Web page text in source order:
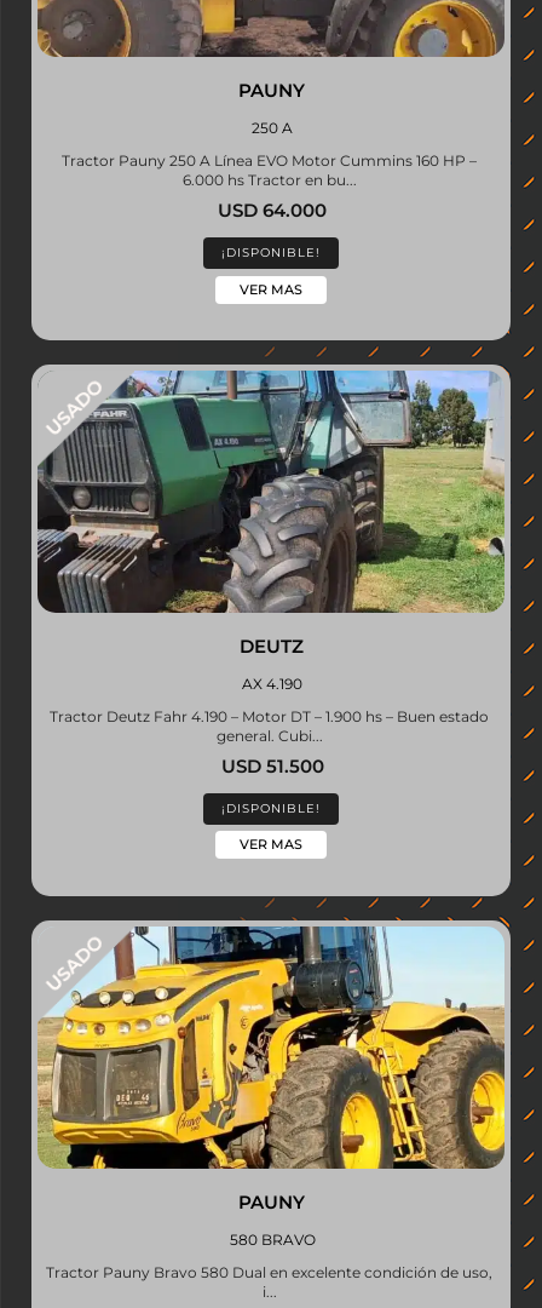
PAUNY
250 A
Tractor Pauny 250 A Línea EVO Motor Cummins 160 HP –
6.000 hs Tractor en bu...
USD 64.000
¡DISPONIBLE!
VER MAS
DEUTZ
AX 4.190
Tractor Deutz Fahr 4.190 – Motor DT – 1.900 hs – Buen estado
general. Cubi...
USD 51.500
¡DISPONIBLE!
VER MAS
PAUNY
580 BRAVO
Tractor Pauny Bravo 580 Dual en excelente condición de uso,
i...